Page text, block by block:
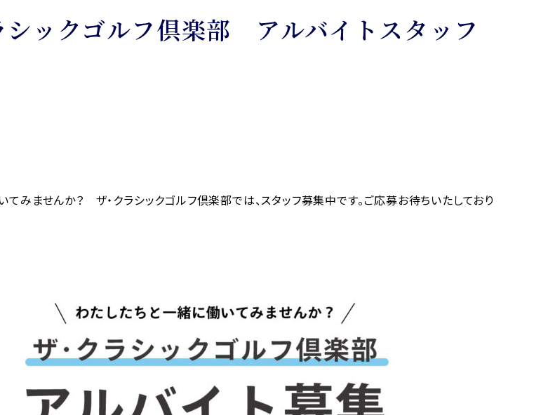
シックゴルフ倶楽部 アルバイトスタッフ
みませんか？ ザ・クラシックゴルフ倶楽部では、スタッフ募集中です。ご応募お待ちいたしており